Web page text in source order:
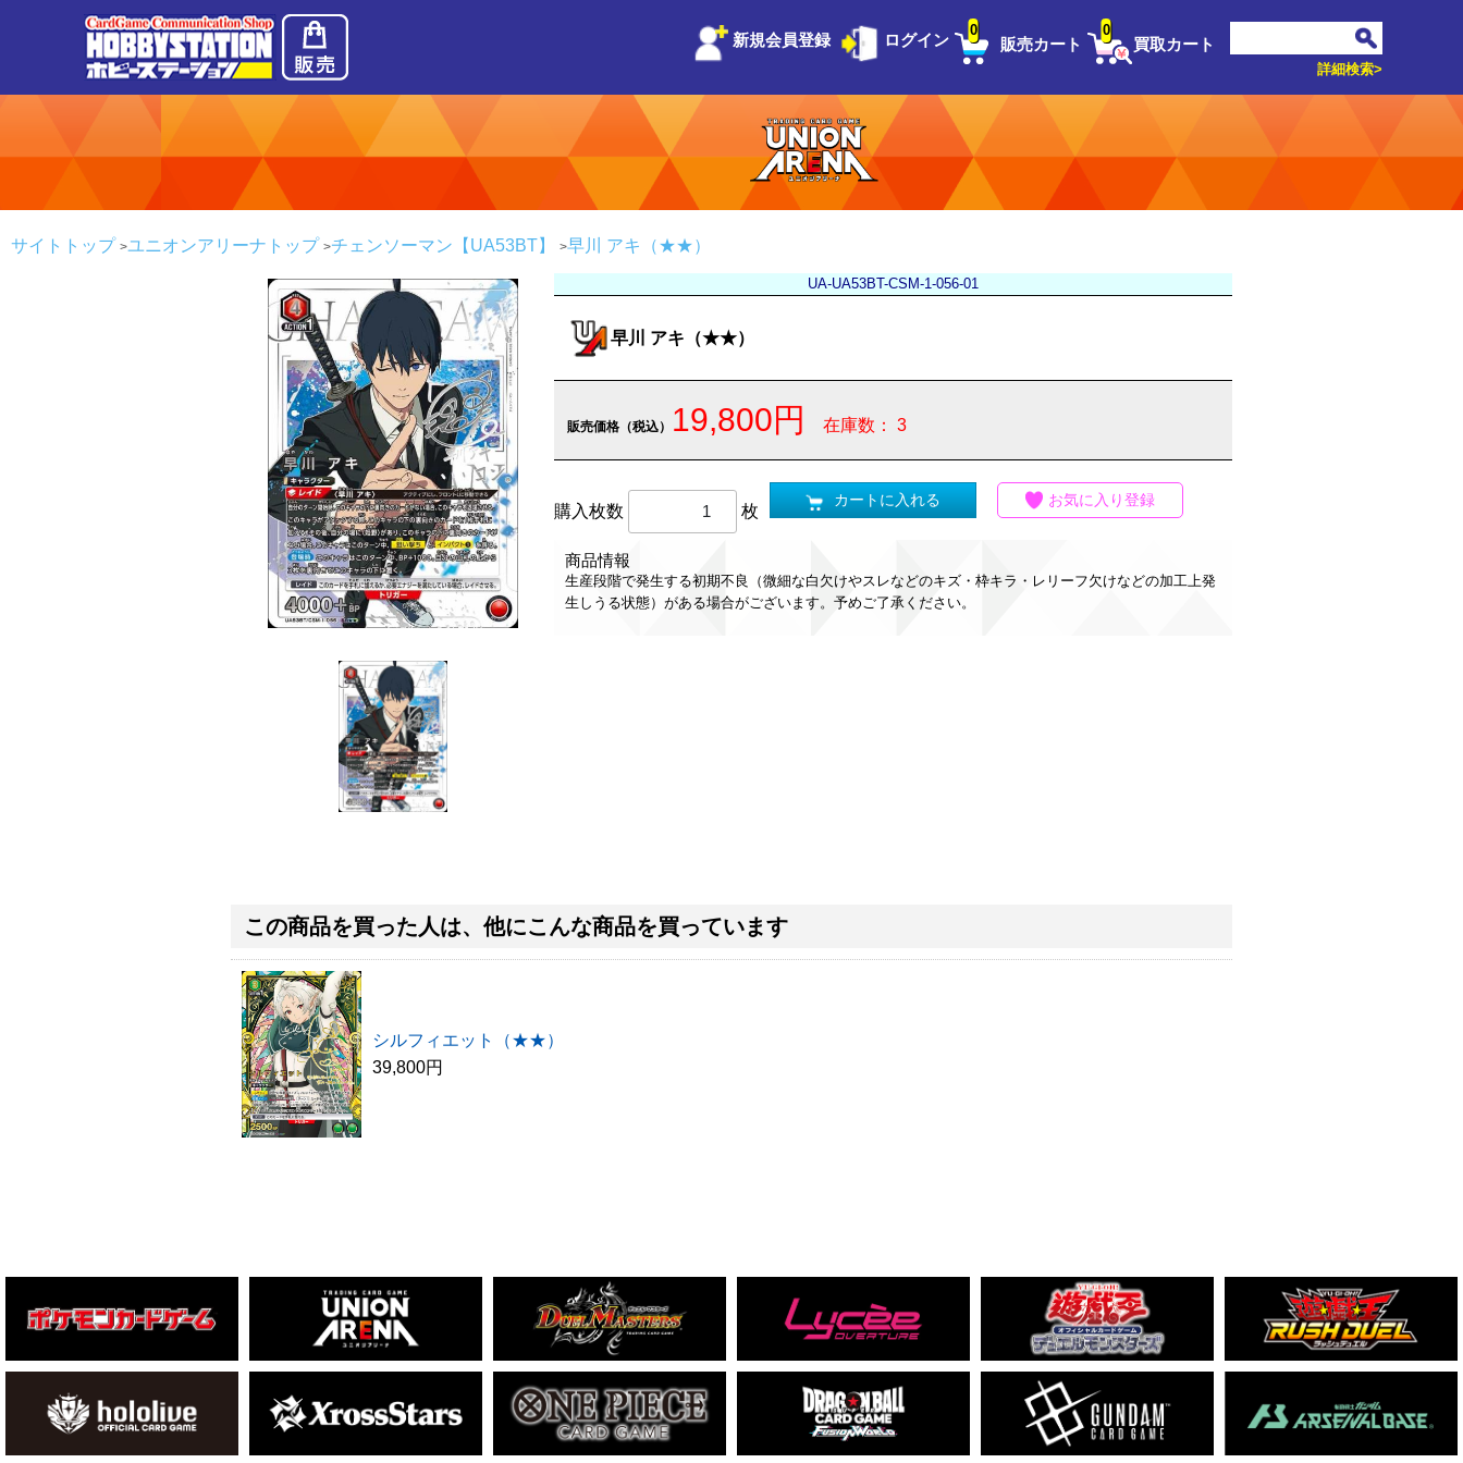
新規会員登録 ログイン 販売カート
0
買取カート
0
詳細検索>
サイトトップ ユニオンアリーナトップ チェンソーマン【UA53BT】 早川 アキ（★★）
UA-UA53BT-CSM-1-056-01
早川 アキ（★★）
販売価格（税込） 19,800円 在庫数： 3
購入枚数 枚
カートに入れる お気に入り登録
商品情報
生産段階で発生する初期不良（微細な白欠けやスレなどのキズ・枠キラ・レリーフ欠けなどの加工上発
生しうる状態）がある場合がございます。予めご了承ください。
この商品を買った人は、他にこんな商品を買っています
シルフィエット（★★）
39,800円